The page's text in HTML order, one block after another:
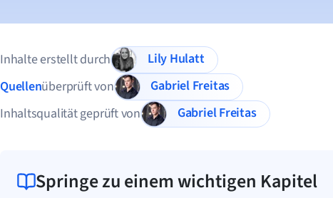
Inhalte erstellt durch
Lily Hulatt
Quellenüberprüft von
Gabriel Freitas
Inhaltsqualität geprüft von
Gabriel Freitas
Springe zu einem wichtigen Kapitel